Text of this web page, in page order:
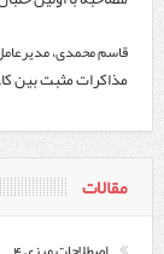
قاسم محمدی،
مذاکرات مثبت بین
مقالات